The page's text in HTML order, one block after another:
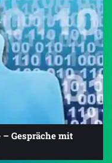
Gespräche mit